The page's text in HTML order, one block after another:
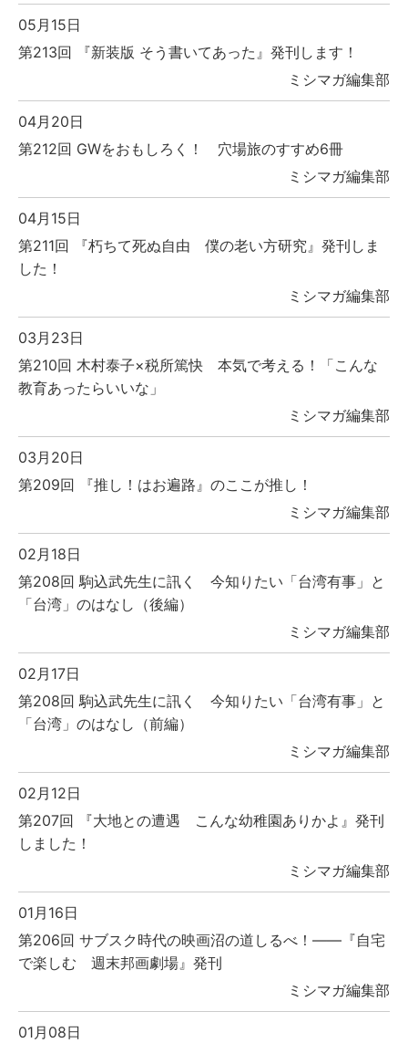
05月15日
第213回 『新装版 そう書いてあった』発刊します！
ミシマガ編集部
04月20日
第212回 GWをおもしろく！ 穴場旅のすすめ6冊
ミシマガ編集部
04月15日
第211回 『朽ちて死ぬ自由 僕の老い方研究』発刊しま
した！
ミシマガ編集部
03月23日
第210回 木村泰子×税所篤快 本気で考える！「こんな
教育あったらいいな」
ミシマガ編集部
03月20日
第209回 『推し！はお遍路』のここが推し！
ミシマガ編集部
02月18日
第208回 駒込武先生に訊く 今知りたい「台湾有事」と
「台湾」のはなし（後編）
ミシマガ編集部
02月17日
第208回 駒込武先生に訊く 今知りたい「台湾有事」と
「台湾」のはなし（前編）
ミシマガ編集部
02月12日
第207回 『大地との遭遇 こんな幼稚園ありかよ』発刊
しました！
ミシマガ編集部
01月16日
第206回 サブスク時代の映画沼の道しるべ！――『自宅
で楽しむ 週末邦画劇場』発刊
ミシマガ編集部
01月08日